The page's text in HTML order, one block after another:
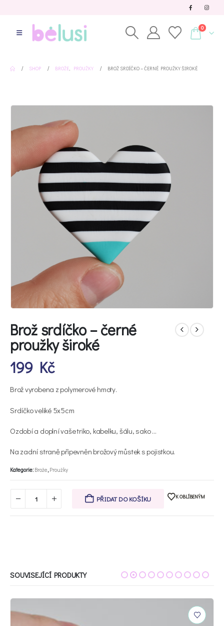
0
SHOP BROŽE, PROUŽKY BROŽ SRDÍČKO – ČERNÉ PROUŽKY ŠIROKÉ
Brož srdíčko – černé
proužky široké
199 Kč
Brož vyrobena z polymerové hmoty.
Srdíčko veliké 5x5cm
Ozdobí a doplní vaše triko, kabelku, šálu, sako …
Na zadní straně připevněn brožový můstek s pojistkou.
Kategorie: Brože, Proužky
PŘIDAT DO KOŠÍKU K OBLÍBENÝM
SOUVISEJÍCÍ PRODUKTY